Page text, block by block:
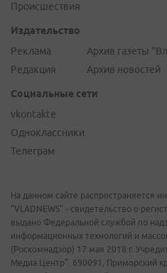
Происшествия
Издательство
Реклама
Редакция
Архив газеты
Архив новостей
Социальные сети
vkontakte
Одноклассники
Телеграм
На данном сайте распространяется
"VLADNEWS" - свидетельство о
выдано Федеральной службой по
информационных технологий и
(Роскомнадзор) 17 мая 2018 г.
Медиа Центр". 690091, Приморский